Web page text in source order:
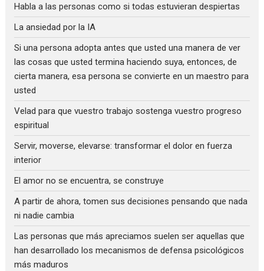
Habla a las personas como si todas estuvieran despiertas
La ansiedad por la IA
Si una persona adopta antes que usted una manera de ver
las cosas que usted termina haciendo suya, entonces, de
cierta manera, esa persona se convierte en un maestro para
usted
Velad para que vuestro trabajo sostenga vuestro progreso
espiritual
Servir, moverse, elevarse: transformar el dolor en fuerza
interior
El amor no se encuentra, se construye
A partir de ahora, tomen sus decisiones pensando que nada
ni nadie cambia
Las personas que más apreciamos suelen ser aquellas que
han desarrollado los mecanismos de defensa psicológicos
más maduros